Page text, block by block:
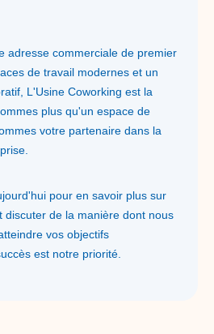
adresse commerciale de premier
de travail modernes et un
L'Usine Coworking est la
plus qu'un espace de
votre partenaire dans la
pour en savoir plus sur
discuter de la manière dont nous
vos objectifs
est notre priorité.